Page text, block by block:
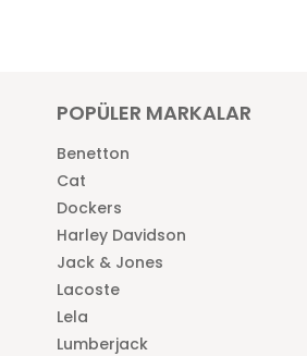
POPÜLER MARKALAR
Benetton
Cat
Dockers
Harley Davidson
Jack & Jones
Lacoste
Lela
Lumberjack